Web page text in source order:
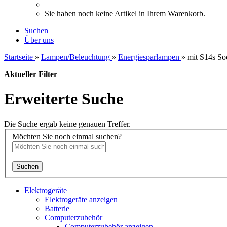
Sie haben noch keine Artikel in Ihrem Warenkorb.
Suchen
Über uns
Startseite » Lampen/Beleuchtung » Energiesparlampen » mit S14s
Aktueller Filter
Erweiterte Suche
Die Suche ergab keine genauen Treffer.
Möchten Sie noch einmal suchen?
Suchen
Elektrogeräte
Elektrogeräte anzeigen
Batterie
Computerzubehör